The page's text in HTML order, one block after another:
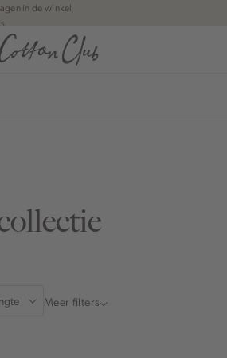
in de winkel
tot 5 dagen bezorgd
Wero, Riverty, Apple pay & creditcard
Meer filters